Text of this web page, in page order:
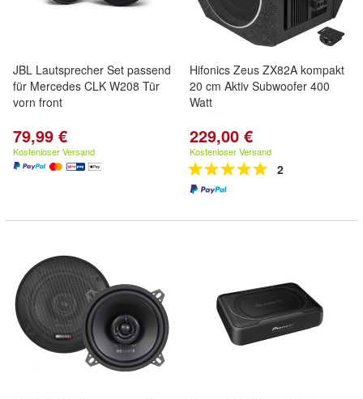
JBL Lautsprecher Set passend
für Mercedes CLK W208 Tür
vorn front
79,99 €
Kostenloser Versand
Hifonics Zeus ZX82A kompakt
20 cm Aktiv Subwoofer 400
Watt
229,00 €
Kostenloser Versand
2